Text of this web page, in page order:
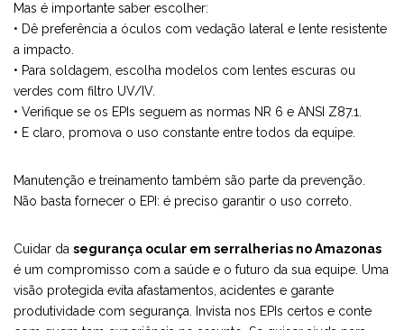
Mas é importante saber escolher:
• Dê preferência a óculos com vedação lateral e lente resistente
a impacto.
• Para soldagem, escolha modelos com lentes escuras ou
verdes com filtro UV/IV.
• Verifique se os EPIs seguem as normas NR 6 e ANSI Z87.1.
• E claro, promova o uso constante entre todos da equipe.
Manutenção e treinamento também são parte da prevenção.
Não basta fornecer o EPI: é preciso garantir o uso correto.
Cuidar da segurança ocular em serralherias no Amazonas
é um compromisso com a saúde e o futuro da sua equipe. Uma
visão protegida evita afastamentos, acidentes e garante
produtividade com segurança. Invista nos EPIs certos e conte